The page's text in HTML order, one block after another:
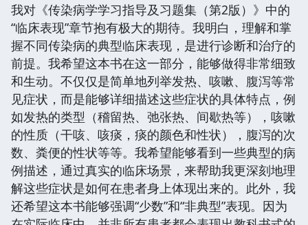
我对《传染病学学习指导及习题集（第2版）》中的
“临床表现”章节抱有极大的期待。我明白，理解和掌
握不同传染病的典型临床表现，是进行诊断和治疗的
前提。我希望这本书在这一部分，能够做得非常细致
和生动。不仅仅是简单地列举发热、咳嗽、腹泻等常
见症状，而是能够详细描述这些症状的具体特点，例
如发热的类型（稽留热、弛张热、间歇热等），咳嗽
的性质（干咳、咳痰，痰的颜色和性状），腹泻的次
数、粪便的性状等等。我希望能够看到一些典型的病
例描述，通过真实的临床场景，来帮助我更深刻地理
解这些症状是如何在患者身上体现出来的。此外，我
还希望这本书能够强调“少数”和“非典型”表现。因为